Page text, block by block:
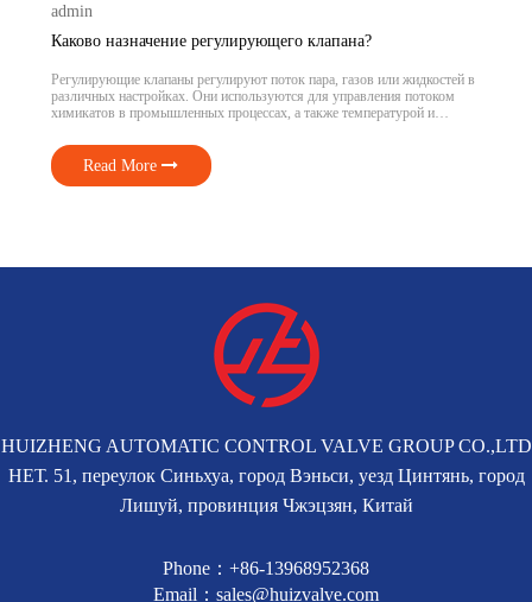
admin
Каково назначение регулирующего клапана?
Регулирующие клапаны регулируют поток пара, газов или жидкостей в
различных настройках. Они используются для управления потоком
химикатов в промышленных процессах, а также температурой и
эксплуатация регулирующих клапанов требует понимания того, как они
работают. Мы рассмотрим виды, компоненты и цели […]
Read More
HUIZHENG AUTOMATIC CONTROL VALVE GROUP CO.,LTD
НЕТ. 51, переулок Синьхуа, город Вэньси, уезд Цинтянь, город
Лишуй, провинция Чжэцзян, Китай
Phone：+86-13968952368
Email：sales@huizvalve.com